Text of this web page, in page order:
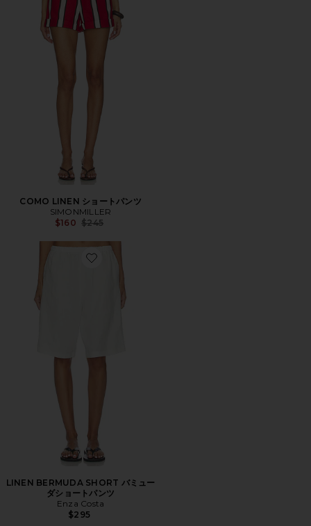
COMO LINEN ショートパンツ
SIMONMILLER
$160 Previous price:
$245
Favorite LINEN BERMUDA SHORT バミューダショート
LINEN BERMUDA SHORT バミュー
ダショートパンツ
Enza Costa
$295